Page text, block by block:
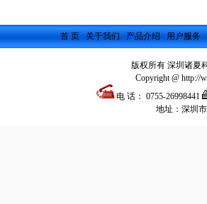
首 页 关于我们 产品介绍 用户服务
版权所有 深圳诸
Copyright @ http://
电 话： 0755-26998441
地址：深圳